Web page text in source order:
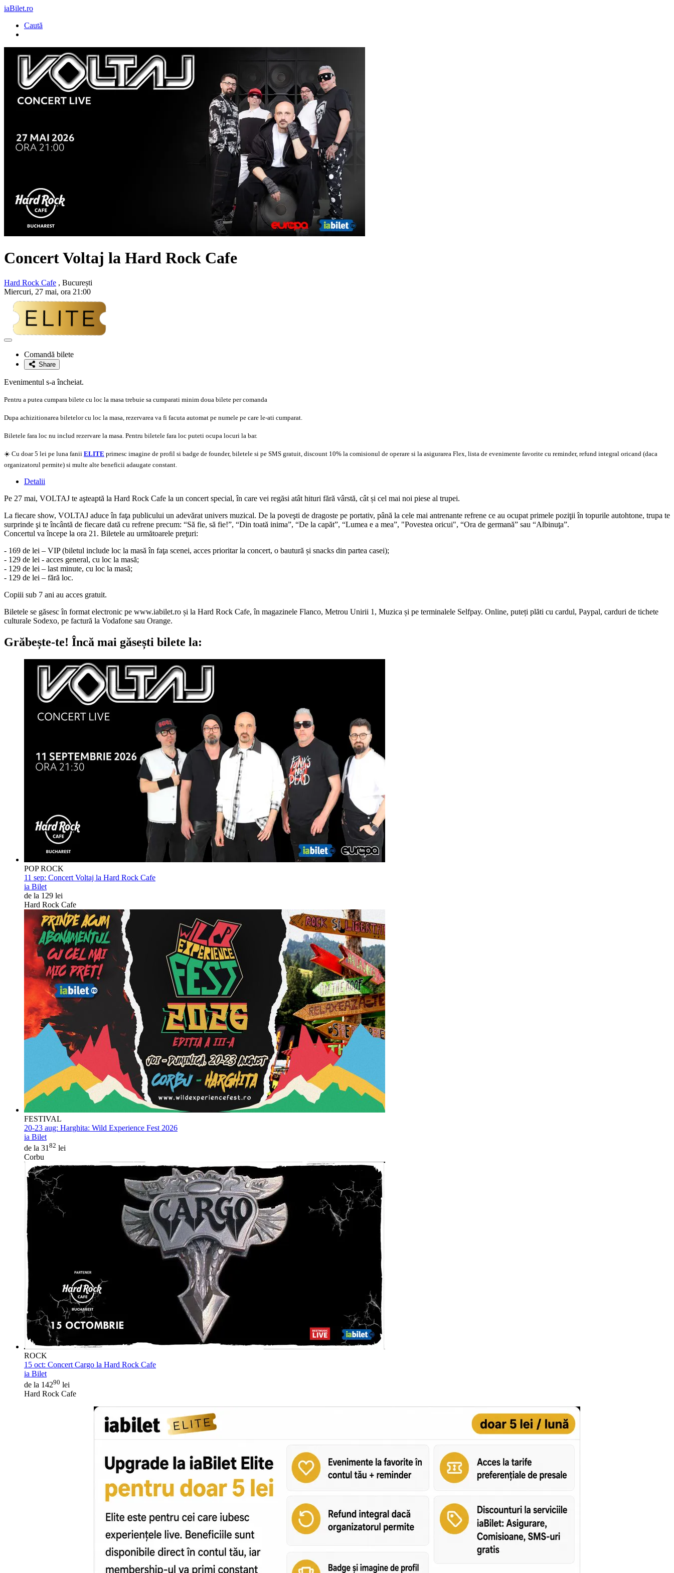
iaBilet.ro
Caută
Concert Voltaj la Hard Rock Cafe
Hard Rock Cafe , București
Miercuri, 27 mai, ora 21:00
Adaugă
favoriteComandă bilete
Share
Evenimentul s-a încheiat.
Pentru a putea cumpara bilete cu loc la masa trebuie sa cumparati minim doua bilete per comanda
Dupa achizitionarea biletelor cu loc la masa, rezervarea va fi facuta automat pe numele pe care le-ati cumparat.
Biletele fara loc nu includ rezervare la masa. Pentru biletele fara loc puteti ocupa locuri la bar.
☀️ Cu doar 5 lei pe luna fanii ELITE primesc imagine de profil si badge de founder, biletele si pe SMS gratuit, discount 10% la comisionul de operare si la asigurarea Flex, lista de evenimente favorite cu reminder, refund integral oricand (daca
organizatorul permite) si multe alte beneficii adaugate constant.
Detalii
Pe 27 mai, VOLTAJ te aşteaptă la Hard Rock Cafe la un concert special, în care vei regăsi atât hituri fără vârstă, cât și cel mai noi piese al trupei.
La fiecare show, VOLTAJ aduce în faţa publicului un adevărat univers muzical. De la poveşti de dragoste pe portativ, până la cele mai antrenante refrene ce au ocupat primele poziţii în topurile autohtone, trupa te
surprinde şi te încântă de fiecare dată cu refrene precum: “Să fie, să fie!”, “Din toată inima”, “De la capăt”, “Lumea e a mea”, "Povestea oricui", “Ora de germană” sau “Albinuţa”.
Concertul va începe la ora 21. Biletele au următoarele preţuri:
- 169 de lei – VIP (biletul include loc la masă în faţa scenei, acces prioritar la concert, o bautură și snacks din partea casei);
- 129 de lei - acces general, cu loc la masă;
- 129 de lei – last minute, cu loc la masă;
- 129 de lei – fără loc.
Copiii sub 7 ani au acces gratuit.
Biletele se găsesc în format electronic pe www.iabilet.ro și la Hard Rock Cafe, în magazinele Flanco, Metrou Unirii 1, Muzica și pe terminalele Selfpay. Online, puteți plăti cu cardul, Paypal, carduri de tichete
culturale Sodexo, pe factură la Vodafone sau Orange.
Grăbește-te! Încă mai găsești bilete la:
POP ROCK
11 sep: Concert Voltaj la Hard Rock Cafe
ia Bilet
de la 129 lei
Hard Rock Cafe
FESTIVAL
20-23 aug: Harghita: Wild Experience Fest 2026
ia Bilet
de la 31 82 lei
Corbu
ROCK
15 oct: Concert Cargo la Hard Rock Cafe
ia Bilet
de la 14290 lei
Hard Rock Cafe